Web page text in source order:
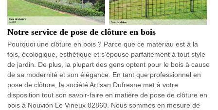
Notre service de pose de clôture en bois
Pourquoi une clôture en bois ? Parce que ce matériau est à la
fois, écologique, esthétique et s’épouse parfaitement à tout style
de jardin. De plus, la plupart des gens optent pour le bois à cause
de sa modernité et son élégance. En tant que professionnel en
pose de clôture, la société Artisan Dufresne met à votre
disposition tout son savoir-faire en matière de pose de clôture en
bois à Nouvion Le Vineux 02860. Nous sommes en mesure de